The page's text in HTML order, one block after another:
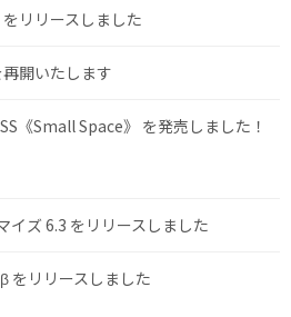
リリースしました
開いたします
《Small Space》 を発売しました！
ズ 6.3 をリリースしました
をリリースしました